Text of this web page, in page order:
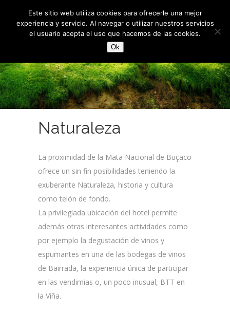
Naturaleza
La proximidad de la Mata Nacional de Buçaco
ofrece un sin fin posibilidades teniendo la
exuberante Naturaleza, historia y cultura
como telón de fondo.
La privilegiada ubicación del hotel permite
además otras interesantes actividades como
por ejemplo la degustación de vinos y
espumantes en una de las bodegas de vinos
de Bairrada, la experiencia única de participar
en las vendimias o, un poco inusual, BTT en
la Viña.
Este sitio web utiliza cookies para ofrecerle una mejor
experiencia y servicio. Al navegar o utilizar nuestros servicios
el usuario acepta el uso que hacemos de las cookies.
Ok